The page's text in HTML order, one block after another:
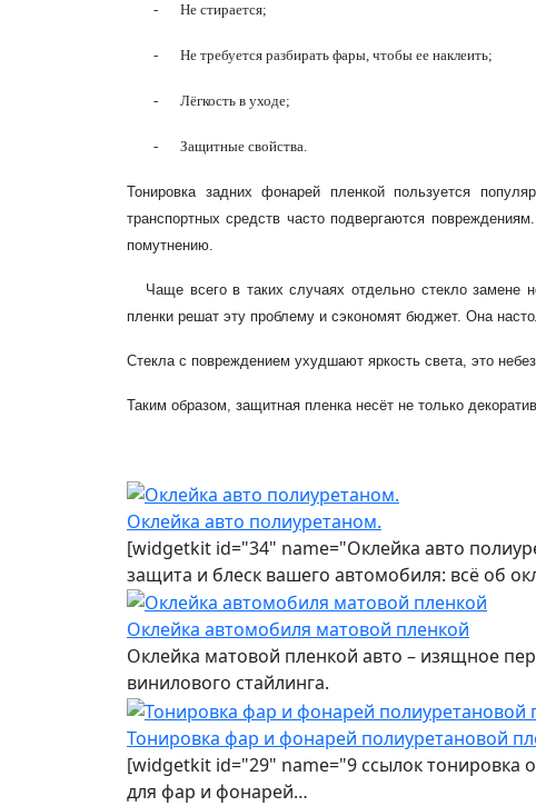
- Не стирается;
- Не требуется разбирать фары, чтобы ее наклеить;
- Лёгкость в уходе;
- Защитные свойства.
Тонировка задних фонарей пленкой пользуется
транспортных средств часто подвергаются
помутнению.
Чаще всего в таких случаях отдельно стекло замене
пленки решат эту проблему и сэкономят бюджет. Она
Стекла с повреждением ухудшают яркость света, это
Таким образом, защитная пленка несёт не только
Оклейка авто полиуретаном.
[widgetkit id="34" name="Оклейка авто
защита и блеск вашего автомобиля: всё об
Оклейка автомобиля матовой пленкой
Оклейка матовой пленкой авто – изящное
винилового стайлинга.
Тонировка фар и фонарей полиуретановой
[widgetkit id="29" name="9 ссылок тонировка
для фар и фонарей…